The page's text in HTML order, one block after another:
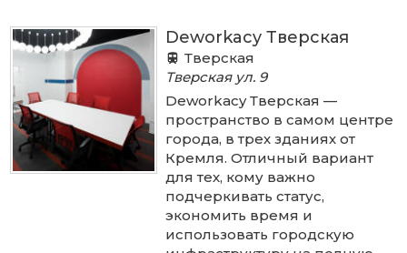
Deworkacy Тверская
Тверская
Тверская ул. 9
Deworkacy Тверская —
пространство в самом центре
города, в трех зданиях от
Кремля. Отличный вариант
для тех, кому важно
подчеркивать статус,
экономить время и
использовать городскую